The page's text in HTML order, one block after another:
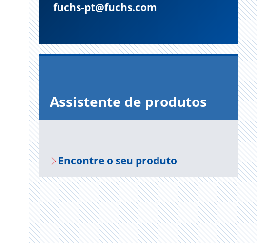
fuchs-pt@fuchs.com
Assistente de produtos
Encontre o seu produto